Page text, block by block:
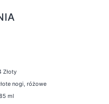
Złoty
nogi, różowe
ml